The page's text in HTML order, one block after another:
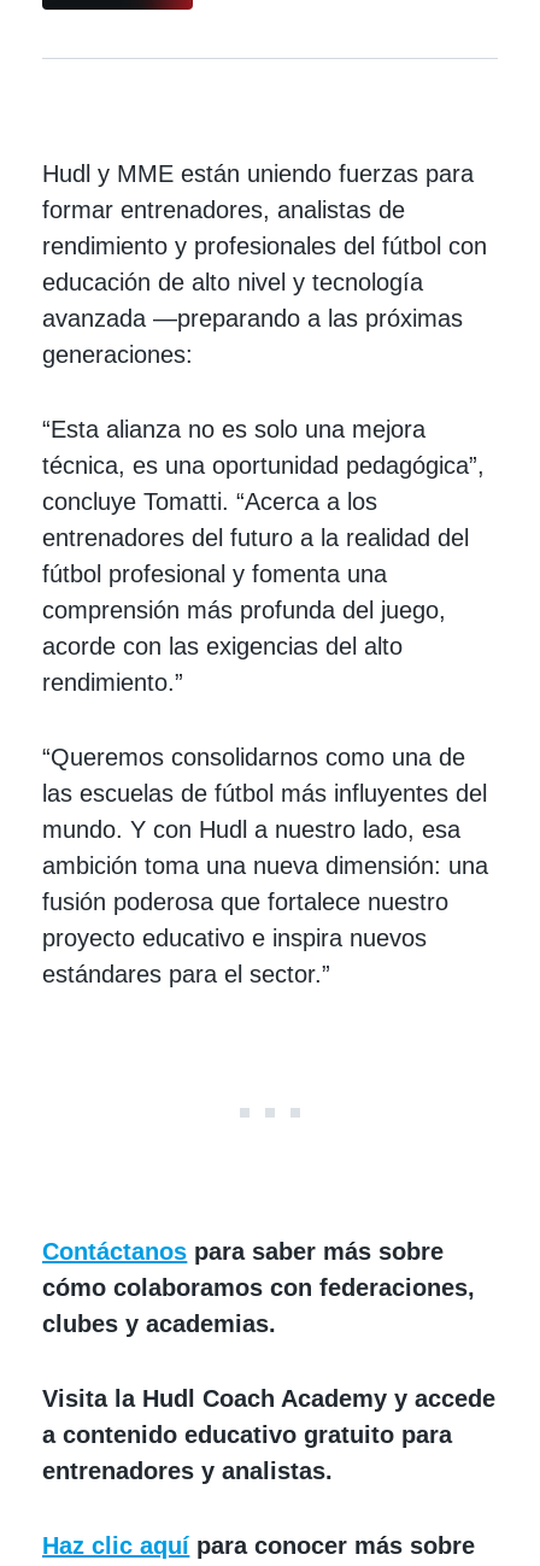
Hudl y MME están uniendo fuerzas para
formar entrenadores, analistas de
rendimiento y profesionales del fútbol con
educación de alto nivel y tecnología
avanzada —preparando a las próximas
generaciones:
“Esta alianza no es solo una mejora
técnica, es una oportunidad pedagógica”,
concluye Tomatti. “Acerca a los
entrenadores del futuro a la realidad del
fútbol profesional y fomenta una
comprensión más profunda del juego,
acorde con las exigencias del alto
rendimiento.”
“Queremos consolidarnos como una de
las escuelas de fútbol más influyentes del
mundo. Y con Hudl a nuestro lado, esa
ambición toma una nueva dimensión: una
fusión poderosa que fortalece nuestro
proyecto educativo e inspira nuevos
estándares para el sector.”
Contáctanos para saber más sobre
cómo colaboramos con federaciones,
clubes y academias.
Visita la Hudl Coach Academy y accede
a contenido educativo gratuito para
entrenadores y analistas.
Haz clic aquí para conocer más sobre